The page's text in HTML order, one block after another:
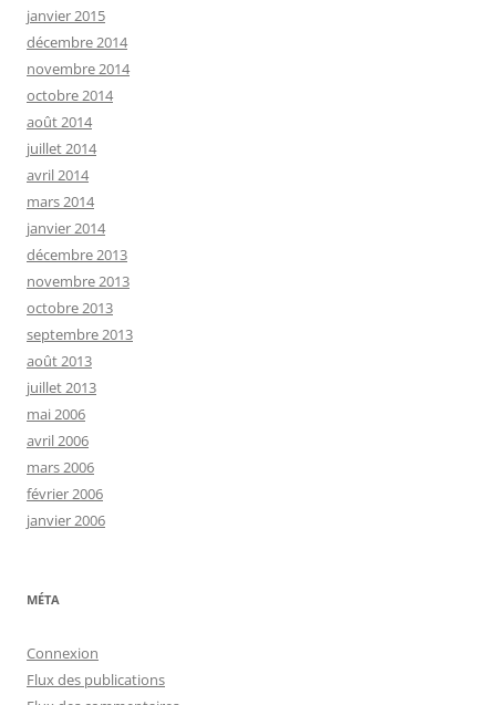
janvier 2015
décembre 2014
novembre 2014
octobre 2014
août 2014
juillet 2014
avril 2014
mars 2014
janvier 2014
décembre 2013
novembre 2013
octobre 2013
septembre 2013
août 2013
juillet 2013
mai 2006
avril 2006
mars 2006
février 2006
janvier 2006
MÉTA
Connexion
Flux des publications